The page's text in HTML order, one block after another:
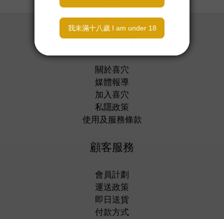
關於我們
關於喜穴
媒體報導
加入喜穴
私隱政策
使用及服務條款
顧客服務
會員計劃
運送政策
即日送貨
付款方式